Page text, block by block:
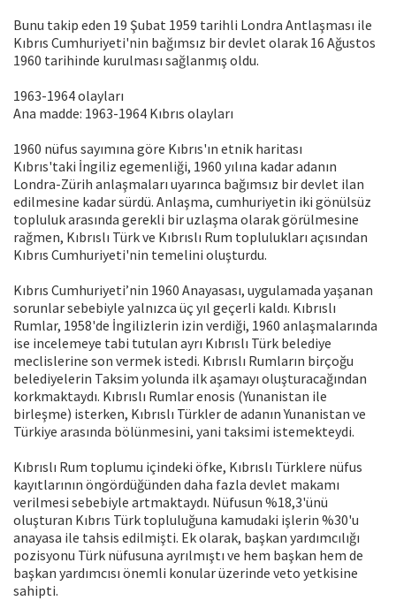
Bunu takip eden 19 Şubat 1959 tarihli Londra Antlaşması ile
Kıbrıs Cumhuriyeti'nin bağımsız bir devlet olarak 16 Ağustos
1960 tarihinde kurulması sağlanmış oldu.
1963-1964 olayları
Ana madde: 1963-1964 Kıbrıs olayları
1960 nüfus sayımına göre Kıbrıs'ın etnik haritası
Kıbrıs'taki İngiliz egemenliği, 1960 yılına kadar adanın
Londra-Zürih anlaşmaları uyarınca bağımsız bir devlet ilan
edilmesine kadar sürdü. Anlaşma, cumhuriyetin iki gönülsüz
topluluk arasında gerekli bir uzlaşma olarak görülmesine
rağmen, Kıbrıslı Türk ve Kıbrıslı Rum toplulukları açısından
Kıbrıs Cumhuriyeti'nin temelini oluşturdu.
Kıbrıs Cumhuriyeti’nin 1960 Anayasası, uygulamada yaşanan
sorunlar sebebiyle yalnızca üç yıl geçerli kaldı. Kıbrıslı
Rumlar, 1958'de İngilizlerin izin verdiği, 1960 anlaşmalarında
ise incelemeye tabi tutulan ayrı Kıbrıslı Türk belediye
meclislerine son vermek istedi. Kıbrıslı Rumların birçoğu
belediyelerin Taksim yolunda ilk aşamayı oluşturacağından
korkmaktaydı. Kıbrıslı Rumlar enosis (Yunanistan ile
birleşme) isterken, Kıbrıslı Türkler de adanın Yunanistan ve
Türkiye arasında bölünmesini, yani taksimi istemekteydi.
Kıbrıslı Rum toplumu içindeki öfke, Kıbrıslı Türklere nüfus
kayıtlarının öngördüğünden daha fazla devlet makamı
verilmesi sebebiyle artmaktaydı. Nüfusun %18,3'ünü
oluşturan Kıbrıs Türk topluluğuna kamudaki işlerin %30'u
anayasa ile tahsis edilmişti. Ek olarak, başkan yardımcılığı
pozisyonu Türk nüfusuna ayrılmıştı ve hem başkan hem de
başkan yardımcısı önemli konular üzerinde veto yetkisine
sahipti.